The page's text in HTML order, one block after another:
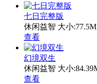
七日完整版
休闲益智 大小:77.5M
查看
幻境双生
休闲益智 大小
查看